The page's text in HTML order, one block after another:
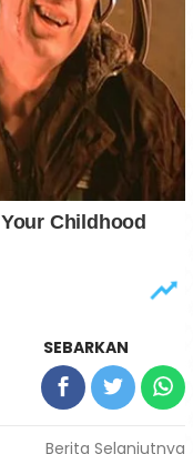
SEBARKAN
Berita Selanjutnya